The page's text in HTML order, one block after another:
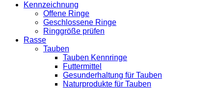
Kennzeichnung
Offene Ringe
Geschlossene Ringe
Ringgröße prüfen
Rasse
Tauben
Tauben Kennringe
Futtermittel
Gesunderhaltung für Tauben
Naturprodukte für Tauben